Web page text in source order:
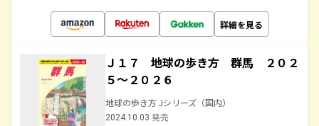
詳細を見る
Ｊ１７ 地球の歩き方 群馬 ２０２
５～２０２６
地球の歩き方 Jシリーズ（国内）
2024.10.03 発売